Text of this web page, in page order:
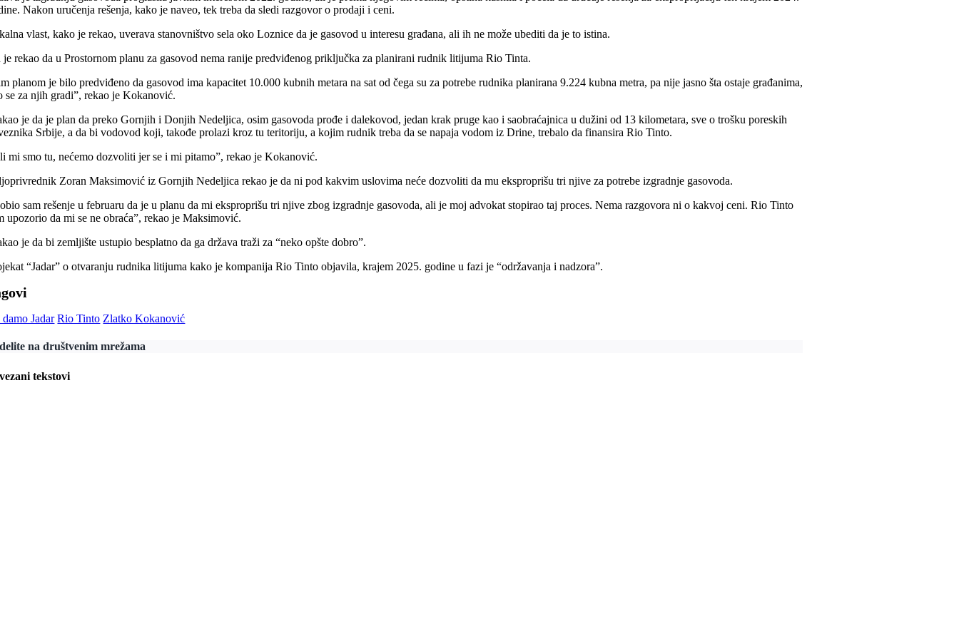
Nakon uručenja rešenja, kako je naveo, tek treba da sledi razgovor o prodaji i ceni.
vlast, kako je rekao, uverava stanovništvo sela oko Loznice da je gasovod u interesu građana, ali ih ne može ubediti da je to istina.
je rekao da u Prostornom planu za gasovod nema ranije predviđenog priključka za planirani rudnik litijuma Rio Tinta.
planom je bilo predviđeno da gasovod ima kapacitet 10.000 kubnih metara na sat od čega su za potrebe rudnika planirana 9.224 kubna metra, pa nije jasno šta ostaje građanima,
se za njih gradi”, rekao je Kokanović.
je da je plan da preko Gornjih i Donjih Nedeljica, osim gasovoda prođe i dalekovod, jedan krak pruge kao i saobraćajnica u dužini od 13 kilometara, sve o trošku poreskih
Srbije, a da bi vodovod koji, takođe prolazi kroz tu teritoriju, a kojim rudnik treba da se napaja vodom iz Drine, trebalo da finansira Rio Tinto.
mi smo tu, nećemo dozvoliti jer se i mi pitamo”, rekao je Kokanović.
Zoran Maksimović iz Gornjih Nedeljica rekao je da ni pod kakvim uslovima neće dozvoliti da mu eksproprišu tri njive za potrebe izgradnje gasovoda.
sam rešenje u februaru da je u planu da mi eksproprišu tri njive zbog izgradnje gasovoda, ali je moj advokat stopirao taj proces. Nema razgovora ni o kakvoj ceni. Rio Tinto
upozorio da mi se ne obraća”, rekao je Maksimović.
je da bi zemljište ustupio besplatno da ga država traži za “neko opšte dobro”.
“Jadar” o otvaranju rudnika litijuma kako je kompanija Rio Tinto objavila, krajem 2025. godine u fazi je “održavanja i nadzora”.
damo Jadar Rio Tinto Zlatko Kokanović
na društvenim mrežama
tekstovi